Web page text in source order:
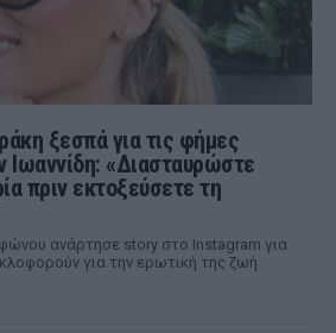
ξεσπά για τις φήμες
Ιωαννίδη: «Διασταυρώστε
πριν εκτοξεύσετε τη
ανάρτησε story στο Instagram για
για την ερωτική της ζωή